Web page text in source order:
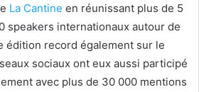
La Cantine en réunissant plus de 5
speakers internationaux autour de
édition record également sur le
sociaux ont eux aussi participé
avec plus de 30 000 mentions